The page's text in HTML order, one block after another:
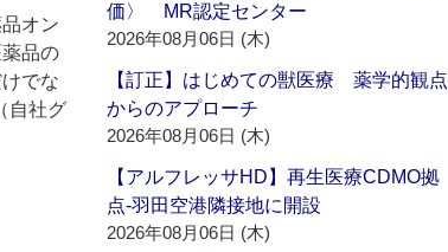
オン
品の
でな
自社グ
価〉 MR認定センター
2026年08月06日 (木)
【訂正】はじめての獣医療 薬学的観点
からのアプローチ
2026年08月06日 (木)
【アルフレッサHD】再生医療CDMO拠
点‐羽田空港隣接地に開設
2026年08月06日 (木)